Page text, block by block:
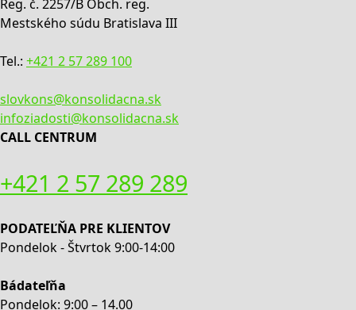
Reg. č. 2257/B Obch. reg.
Mestského súdu Bratislava III
Tel.: +421 2 57 289 100
slovkons@konsolidacna.sk
infoziadosti@konsolidacna.sk
CALL CENTRUM
+421 2 57 289 289
PODATEĽŇA PRE KLIENTOV
Pondelok - Štvrtok 9:00-14:00
Bádateľňa
Pondelok: 9:00 – 14.00